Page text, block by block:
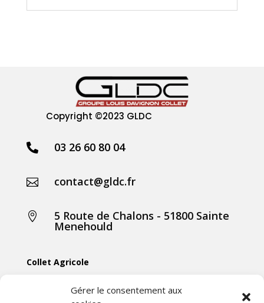
Gérer le consentement aux
Copyright ©2023 GLDC
 03 26 60 80 04
 contact@gldc.fr
 5 Route de Chalons - 51800 Sainte
Menehould
Collet Agricole